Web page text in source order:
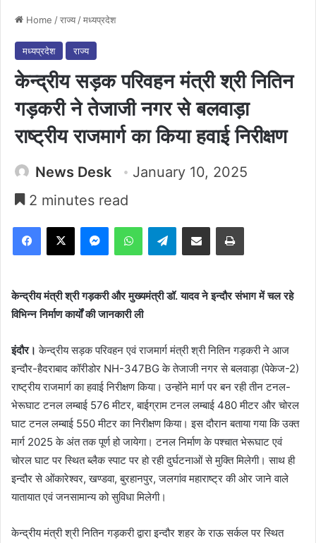
Home /राज्य /मध्यप्रदेश
मध्यप्रदेश राज्य
केन्द्रीय सड़क परिवहन मंत्री श्री नितिन
गड़करी ने तेजाजी नगर से बलवाड़ा
राष्ट्रीय राजमार्ग का किया हवाई निरीक्षण
News Desk
January 10, 2025
2 minutes read
Facebook
X MessengerWhatsAppTelegramShare via Email Print
केन्द्रीय मंत्री श्री गड़करी और मुख्यमंत्री डॉ. यादव ने इन्दौर संभाग में चल रहे
विभिन्न निर्माण कार्यों की जानकारी ली
इंदौर। केन्द्रीय सड़क परिवहन एवं राजमार्ग मंत्री श्री नितिन गड़करी ने आज
इन्दौर-हैदराबाद कॉरीडोर NH-347BG के तेजाजी नगर से बलवाड़ा (पेकेज-2)
राष्ट्रीय राजमार्ग का हवाई निरीक्षण किया। उन्होंने मार्ग पर बन रही तीन टनल-
भेरूघाट टनल लम्बाई 576 मीटर, बाईग्राम टनल लम्बाई 480 मीटर और चोरल
घाट टनल लम्बाई 550 मीटर का निरीक्षण किया। इस दौरान बताया गया कि उक्त
मार्ग 2025 के अंत तक पूर्ण हो जायेगा। टनल निर्माण के पश्चात भेरूघाट एवं
चोरल घाट पर स्थित ब्लैक स्पाट पर हो रही दुर्घटनाओं से मुक्ति मिलेगी। साथ ही
इन्दौर से ओंकारेश्वर, खण्डवा, बुरहानपुर, जलगांव महाराष्ट्र की ओर जाने वाले
यातायात एवं जनसामान्य को सुविधा मिलेगी।
केन्द्रीय मंत्री श्री नितिन गड़करी द्वारा इन्दौर शहर के राऊ सर्कल पर स्थित